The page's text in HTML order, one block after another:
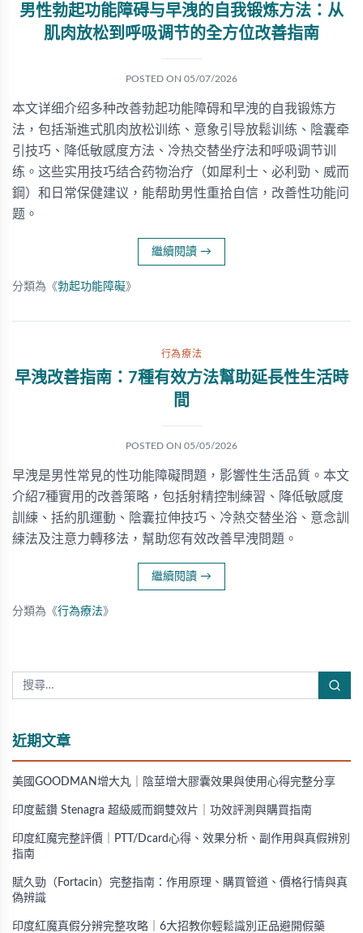
男性勃起功能障碍与早洩的自我锻炼方法：从
肌肉放松到呼吸调节的全方位改善指南
POSTED ON 05/07/2026
本文详细介绍多种改善勃起功能障碍和早洩的自我锻炼方
法，包括渐進式肌肉放松训练、意象引导放鬆训练、陰囊牵
引技巧、降低敏感度方法、冷热交替坐疗法和呼吸调节训
练。这些实用技巧结合药物治疗（如犀利士、必利勁、威而
鋼）和日常保健建议，能帮助男性重拾自信，改善性功能问
题。
繼續閱讀 →
分類為《勃起功能障礙》
行為療法
早洩改善指南：7種有效方法幫助延長性生活時
間
POSTED ON 05/05/2026
早洩是男性常見的性功能障礙問題，影響性生活品質。本文
介紹7種實用的改善策略，包括射精控制練習、降低敏感度
訓練、括約肌運動、陰囊拉伸技巧、冷熱交替坐浴、意念訓
練法及注意力轉移法，幫助您有效改善早洩問題。
繼續閱讀 →
分類為《行為療法》
近期文章
美國GOODMAN增大丸｜陰莖增大膠囊效果與使用心得完整分享
印度藍鑽 Stenagra 超級威而鋼雙效片｜功效評測與購買指南
印度紅魔完整評價｜PTT/Dcard心得、效果分析、副作用與真假辨別
指南
賦久勁（Fortacin）完整指南：作用原理、購買管道、價格行情與真
偽辨識
印度紅魔真假分辨完整攻略｜6大招教你輕鬆識別正品避開假藥